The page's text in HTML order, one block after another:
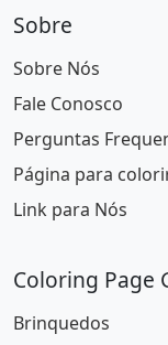
Sobre
Sobre Nós
Fale Conosco
Perguntas
Página para
Link para Nós
Coloring Page
Brinquedos